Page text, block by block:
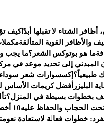
أظافر الشتاء لا تقبلها أبدًاكيف
والأظافر القوية المتألقة
ما هو بوتوكس الشعر؟ما يجب
المبدئي إلى تحديد موعد في
طبيعياً؟ إكسسوارات شعر سوداء
البليزر أفضل كريمات الأساس
بخطوات بسيطة في المنزل؟
الحجاب والحفاظ عليه10 أخطاء شائعة تفسد روتين العناية بالبشرة
خطوات فعالة لاستعادة